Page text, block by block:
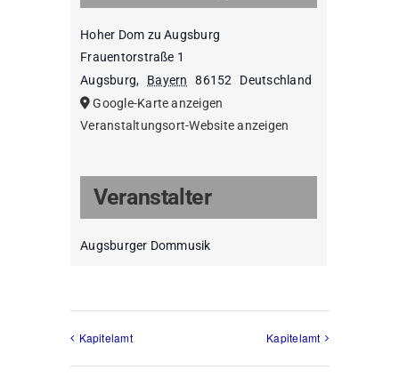
Hoher Dom zu Augsburg
Frauentorstraße 1
Augsburg, Bayern 86152
Deutschland
Google-Karte anzeigen
Veranstaltungsort-Website anzeigen
Veranstalter
Augsburger Dommusik
Kapitelamt Kapitelamt